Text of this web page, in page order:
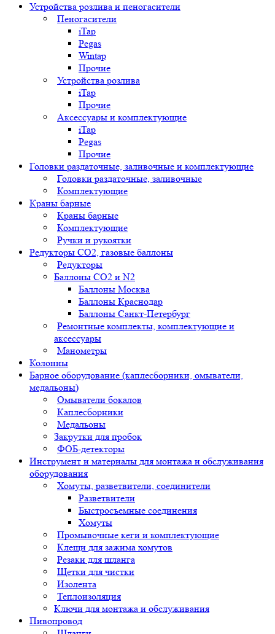
Устройства розлива и пеногасители
Пеногасители
iTap
Pegas
Wintap
Прочие
Устройства розлива
iTap
Прочие
Аксессуары и комплектующие
iTap
Pegas
Прочие
Головки раздаточные, заливочные и комплектующие
Головки раздаточные, заливочные
Комплектующие
Краны барные
Краны барные
Комплектующие
Ручки и рукоятки
Редукторы СО2, газовые баллоны
Редукторы
Баллоны СО2 и N2
Баллоны Москва
Баллоны Краснодар
Баллоны Санкт-Петербург
Ремонтные комплекты, комплектующие и
аксессуары
Манометры
Колонны
Барное оборудование (каплесборники, омыватели,
медальоны)
Омыватели бокалов
Каплесборники
Медальоны
Закрутки для пробок
ФОБ-детекторы
Инструмент и материалы для монтажа и обслуживания
оборудования
Хомуты, разветвители, соединители
Разветвители
Быстросъемные соединения
Хомуты
Промывочные кеги и комплектующие
Клещи для зажима хомутов
Резаки для шланга
Щетки для чистки
Изолента
Теплоизоляция
Ключи для монтажа и обслуживания
Пивопровод